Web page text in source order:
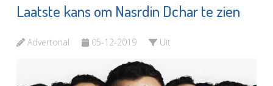
Laatste kans om Nasrdin Dchar te zien
Advertorial 05-12-2019 Uit